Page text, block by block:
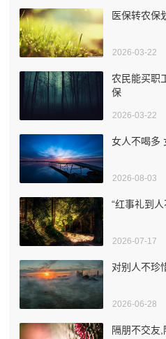
医保转农保
2026-03-22
农民能买职
保
2026-03-22
女人不喝多
2026-08-03
“红事礼到
2026-07-17
对别人不珍
2026-06-28
隔朋不交友